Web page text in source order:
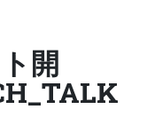
開